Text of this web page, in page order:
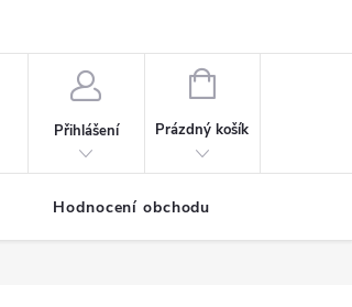
Přihlášení
NÁKUPNÍ
Prázdný košík
Hodnocení obchodu